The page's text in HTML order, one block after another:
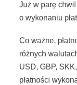
Już w parę
o wykonaniu
Co ważne,
różnych
USD, GBP,
płatności